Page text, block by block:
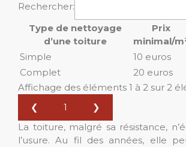
Rechercher:
Type de nettoyage
d’une toiture
Prix
minimal/
Simple
10 euros
Complet
20 euros
Affichage des éléments 1 à 2 sur 2
❮
1
❯
La toiture, malgré sa résistance,
l’usure. Au fil des années, elle